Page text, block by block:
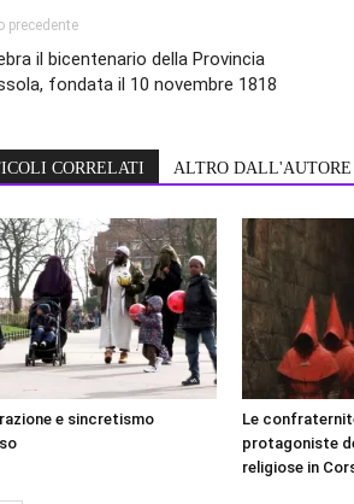
precedente
il bicentenario della Provincia
fondata il 10 novembre 1818
CORRELATI ALTRO DALL'AUTORE
e sincretismo
Le
protagoniste
religiose in